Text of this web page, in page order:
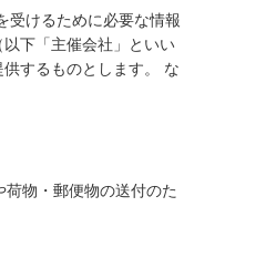
けるために必要な情報
下「主催会社」といい
するものとします。 な
物・郵便物の送付のた